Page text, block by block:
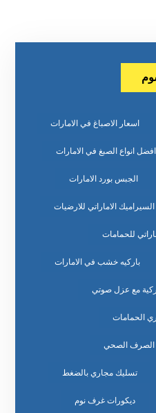
اسعار الاصباغ في الامارات
افضل انواع الصبغ في الامارات
الجبس بورد الامارات
السيراميك الاماراتي للارضيات
للحمامات
باركيه خشب في الامارات
مع عزل صوتي
الحمامات
الصرف الصحي
تسليك مجاري بالضغط
ديكورات غرف نوم